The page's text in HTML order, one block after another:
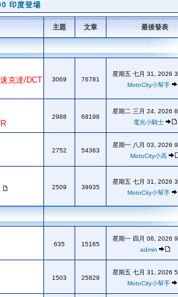
印度登場
主題 文章 最後發表
速克達/DCT
3069 76781
星期五 七月 31, 2026
MotoCity小幫手
2988 68198
星期二 三月 24, 2026
電光小騎士
2752 54363
星期一 八月 03, 2026
MotoCity小高
2509 39935
星期五 七月 31, 2026
MotoCity小幫手
635 15165
星期一 四月 06, 2026
admin
1503 25829
星期五 七月 31, 2026
MotoCity小幫手